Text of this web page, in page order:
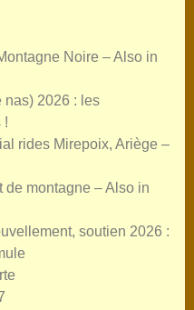
Noire – Also in
nas) 2026 : les
!
rides Mirepoix, Ariège –
de montagne – Also in
soutien 2026 :